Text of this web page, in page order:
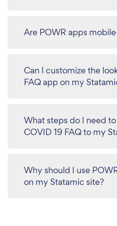
Are POWR apps
Can I customize the
FAQ app on my
What steps do I need
COVID 19 FAQ to my
Why should I use
on my Statamic site?